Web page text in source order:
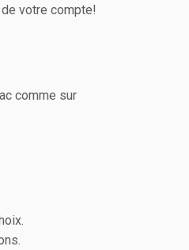
votre compte!
comme sur